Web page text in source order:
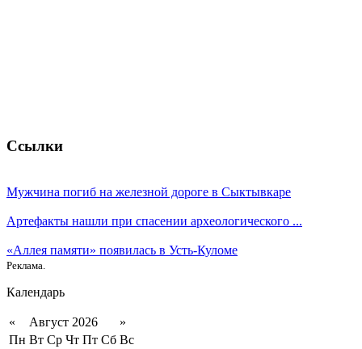
Ссылки
Мужчина погиб на железной дороге в Сыктывкаре
Артефакты нашли при спасении археологического ...
«Аллея памяти» появилась в Усть-Куломе
Реклама.
Календарь
« Август 2026
»
Пн Вт Ср Чт Пт Сб Вс